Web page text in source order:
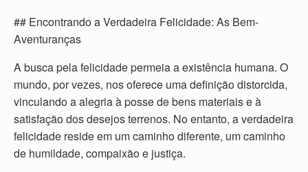
## Encontrando a Verdadeira Felicidade: As Bem-
Aventuranças
A busca pela felicidade permeia a existência humana. O
mundo, por vezes, nos oferece uma definição distorcida,
vinculando a alegria à posse de bens materiais e à
satisfação dos desejos terrenos. No entanto, a verdadeira
felicidade reside em um caminho diferente, um caminho
de humildade, compaixão e justiça.